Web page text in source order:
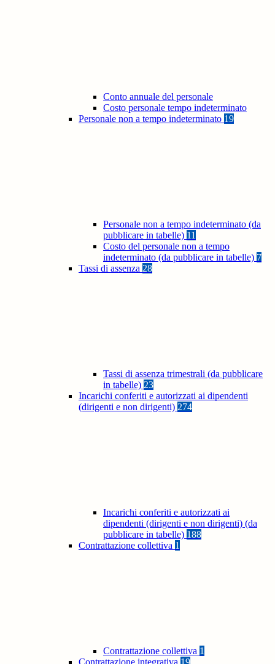
Conto annuale del personale
Costo personale tempo indeterminato
Personale non a tempo indeterminato 19
Personale non a tempo indeterminato (da
pubblicare in tabelle) 11
Costo del personale non a tempo
indeterminato (da pubblicare in tabelle) 7
Tassi di assenza 28
Tassi di assenza trimestrali (da pubblicare
in tabelle) 23
Incarichi conferiti e autorizzati ai dipendenti
(dirigenti e non dirigenti) 274
Incarichi conferiti e autorizzati ai
dipendenti (dirigenti e non dirigenti) (da
pubblicare in tabelle) 188
Contrattazione collettiva 1
Contrattazione collettiva 1